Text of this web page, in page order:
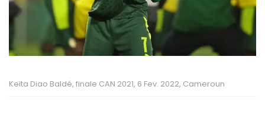
Keïta Diao Baldé, finale CAN 2021, 6 Fev. 2022, Cameroun